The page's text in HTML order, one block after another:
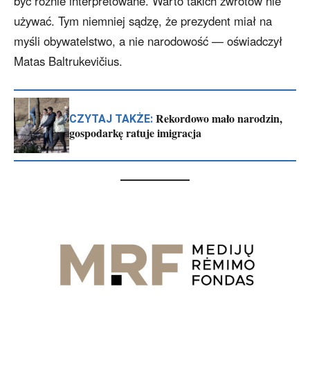
używać. Tym niemniej sądzę, że prezydent miał na
myśli obywatelstwo, a nie narodowość — oświadczył
Matas Baltrukevičius.
CZYTAJ TAKŻE: Rekordowo mało narodzin,
gospodarkę ratuje imigracja